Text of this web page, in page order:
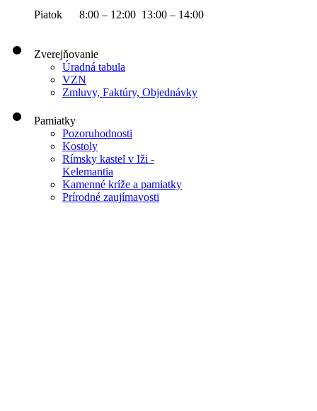
Piatok 8:00 – 12:00 13:00 – 14:00
Zverejňovanie
Úradná tabula
VZN
Zmluvy, Faktúry, Objednávky
Pamiatky
Pozoruhodnosti
Kostoly
Rímsky kastel v Iži -
Kelemantia
Kamenné kríže a pamiatky
Prírodné zaujímavosti